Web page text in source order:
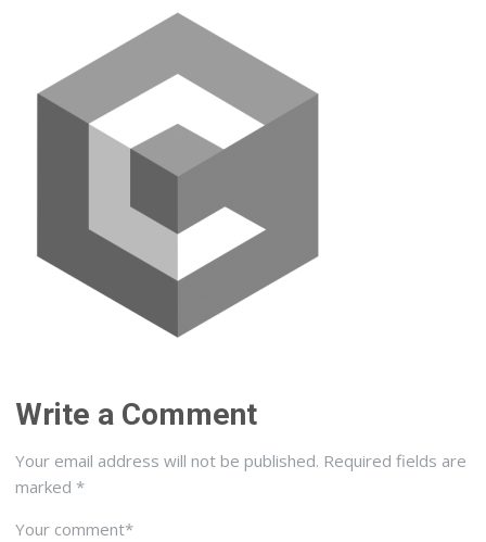
Write a Comment
Your email address will not be published. Required fields are
marked *
Your comment*